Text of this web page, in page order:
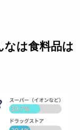
なは食料品は